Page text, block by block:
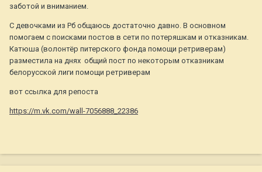
заботой и вниманием.
С девочками из Рб общаюсь достаточно давно. В основном
помогаем с поисками постов в сети по потеряшкам и отказникам.
Катюша (волонтёр питерского фонда помощи ретриверам)
разместила на днях общий пост по некоторым отказникам
белорусской лиги помощи ретриверам
вот ссылка для репоста
https://m.vk.com/wall-7056888_22386